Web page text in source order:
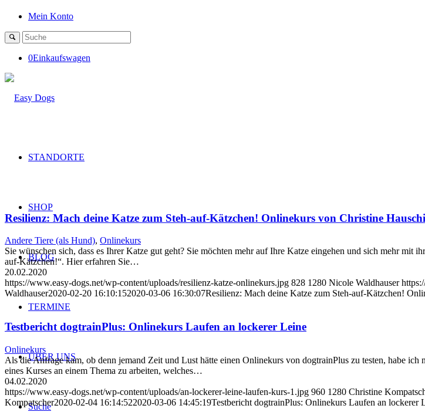
Mein Konto
0Einkaufswagen
STANDORTE
SHOP
BLOG
TERMINE
ÜBER UNS
Suche
Resilienz: Mach deine Katze zum Steh-auf-Kätzchen! Onlinekurs von Christine
Andere Tiere (als Hund), Onlinekurs
Sie wünschen sich, dass es Ihrer Katze gut geht? Sie möchten mehr auf Ihre Katze eingehen und sich mehr
auf-Kätzchen!“. Hier erfahren Sie…
20.02.2020
https://www.easy-dogs.net/wp-content/uploads/resilienz-katze-onlinekurs.jpg 828 1280 Nicole Waldhauser
Waldhauser2020-02-20 16:10:152020-03-06 16:30:07Resilienz: Mach deine Katze zum Steh-auf-Kätzchen!
Testbericht dogtrainPlus: Onlinekurs Laufen an lockerer Leine
Onlinekurs
Als die Anfrage kam, ob denn jemand Zeit und Lust hätte einen Onlinekurs von dogtrainPlus zu testen, habe ich
eines Kurses an einem Thema zu arbeiten, welches…
04.02.2020
https://www.easy-dogs.net/wp-content/uploads/an-lockerer-leine-laufen-kurs-1.jpg 960 1280 Christine
Kompatscher2020-02-04 16:14:522020-03-06 14:45:19Testbericht dogtrainPlus: Onlinekurs Laufen an lockerer